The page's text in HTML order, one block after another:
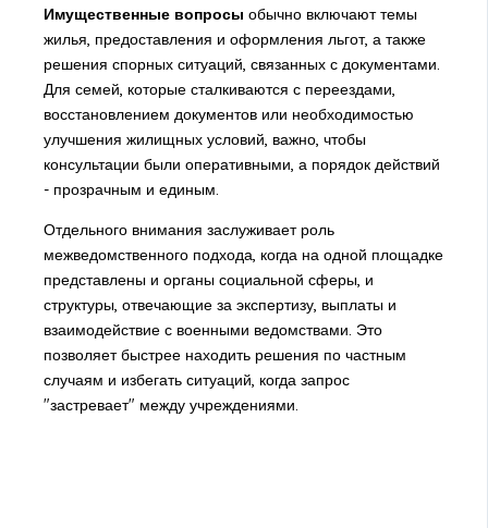
Имущественные вопросы обычно включают темы
жилья, предоставления и оформления льгот, а также
решения спорных ситуаций, связанных с документами.
Для семей, которые сталкиваются с переездами,
восстановлением документов или необходимостью
улучшения жилищных условий, важно, чтобы
консультации были оперативными, а порядок действий
- прозрачным и единым.
Отдельного внимания заслуживает роль
межведомственного подхода, когда на одной площадке
представлены и органы социальной сферы, и
структуры, отвечающие за экспертизу, выплаты и
взаимодействие с военными ведомствами. Это
позволяет быстрее находить решения по частным
случаям и избегать ситуаций, когда запрос
"застревает" между учреждениями.